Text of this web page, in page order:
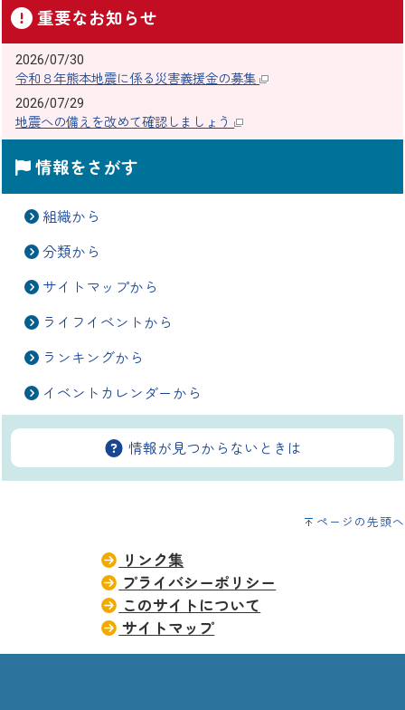
重要なお知らせ
2026/07/30
令和８年熊本地震に係る災害義援金の募集
2026/07/29
地震への備えを改めて確認しましょう
情報をさがす
組織から
分類から
サイトマップから
ライフイベントから
ランキングから
イベントカレンダーから
情報が見つからないときは
ページの先頭へ
リンク集
プライバシーポリシー
このサイトについて
サイトマップ